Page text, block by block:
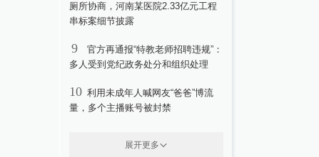
厕所协商，河南某医院2.33亿元工程
串标案细节披露
9
官方再通报“特教老师招聘违规”：
多人受到党纪政务处分和组织处理
10 利用未成年人喊网友“爸爸”博流
量，多个主播账号被封禁
展开更多